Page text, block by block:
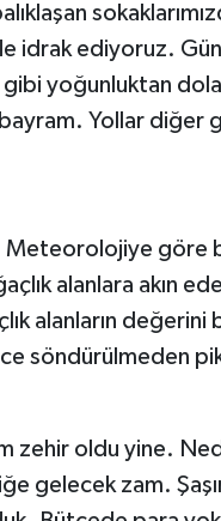
idrak ediyoruz.
gibi yoğunluktan
Yollar diğer
Meteorolojiye
alanlara akın
alanların
söndürülmeden
zehir oldu yine.
gelecek zam.